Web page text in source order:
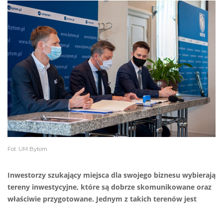
Fot. UM Bytom
Inwestorzy szukający miejsca dla swojego biznesu wybierają
tereny inwestycyjne, które są dobrze skomunikowane oraz
właściwie przygotowane. Jednym z takich terenów jest